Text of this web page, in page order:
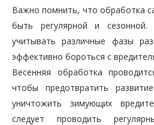
Важно помнить, что обработка
быть регулярной и
учитывать различные фазы
эффективно бороться с
Весенняя обработка
чтобы предотвратить
уничтожить зимующих
следует проводить